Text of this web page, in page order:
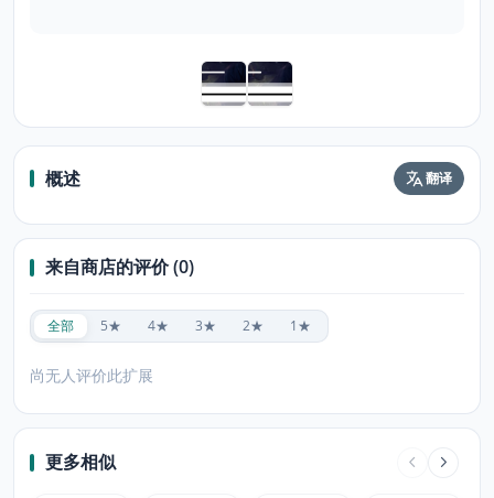
概述 翻译
来自商店的评价 (0)
全部 5★ 4★ 3★ 2★ 1★
尚无人评价此扩展
更多相似